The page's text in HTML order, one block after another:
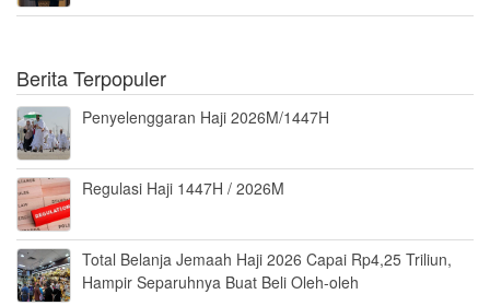
Berita Terpopuler
Penyelenggaran Haji 2026M/1447H
Regulasi Haji 1447H / 2026M
Total Belanja Jemaah Haji 2026 Capai Rp4,25 Triliun,
Hampir Separuhnya Buat Beli Oleh-oleh